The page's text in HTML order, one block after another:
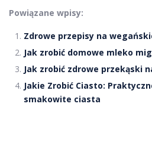
Powiązane wpisy:
Zdrowe przepisy na
Jak zrobić domowe mleko
Jak zrobić zdrowe przekąski
Jakie Zrobić Ciasto:
smakowite ciasta